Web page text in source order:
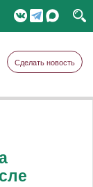
Сделать новость